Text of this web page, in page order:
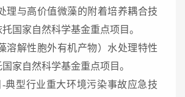
理与高价值微藻的附着培养耦合技
国家自然科学基金重点项目。
溶解性胞外有机产物）水处理特性
家自然科学基金重点项目。
-典型行业重大环境污染事故应急技